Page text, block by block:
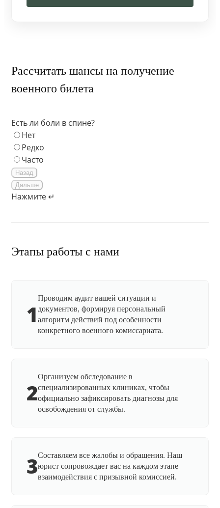
Рассчитать шансы на получение
военного билета
Есть ли боли в спине?
Нет
Редко
Часто
Назад
Дальше
Нажмите ↵
Этапы работы с нами
1
Проводим аудит вашей ситуации и
документов, формируя персональный
алгоритм действий под особенности
конкретного военного комиссариата.
2
Организуем обследование в
специализированных клиниках, чтобы
официально зафиксировать диагнозы для
освобождения от службы.
3Составляем все жалобы и обращения. Наш
юрист сопровождает вас на каждом этапе
взаимодействия с призывной комиссией.